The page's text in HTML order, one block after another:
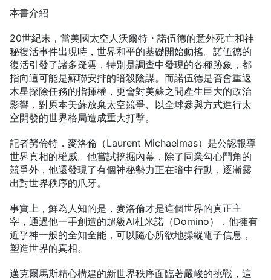
本書介紹
20世紀末，當美國太空人沃爾特・諾伍德的意外死亡和神
秘復活事件出現時，世界和平的基礎開始動搖。諾伍德的
復活引發了諸多疑雲，特別是調查中發現的各種跡象，都
指向這可能是蘇聯安排的暗殺陰謀。而諾伍德是否會重返
木星探險任務的指揮權，更會對美蘇之間產生巨大的政治
影響，對原本美蘇放棄太空競爭、以全球參與方式進行太
空開發的世界格局造成重大打擊。
記者勞倫特．麥洛倫（Laurent Michaelmas）是公認報導
世界真相的權威。他嘗試挖掘內幕，除了同業勾心鬥角的
競爭外，他還發現了有個神秘勢力正在暗中行動，逐漸露
出對世界秩序的爪牙。
事實上，鮮為人知的是，麥洛倫才是這個世界的真正主
宰，通過他一手創造的超級AI杜米諾（Domino），他擁有
近乎神一般的全知全能，可以隨心所欲地操縱電子信息，
塑造世界的真相。
邁克爾馬斯精心構建的新世界秩序面臨著嚴峻的挑戰，這